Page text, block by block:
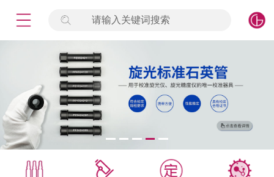
请输入关键词搜索
签到
标准物质
产品专项